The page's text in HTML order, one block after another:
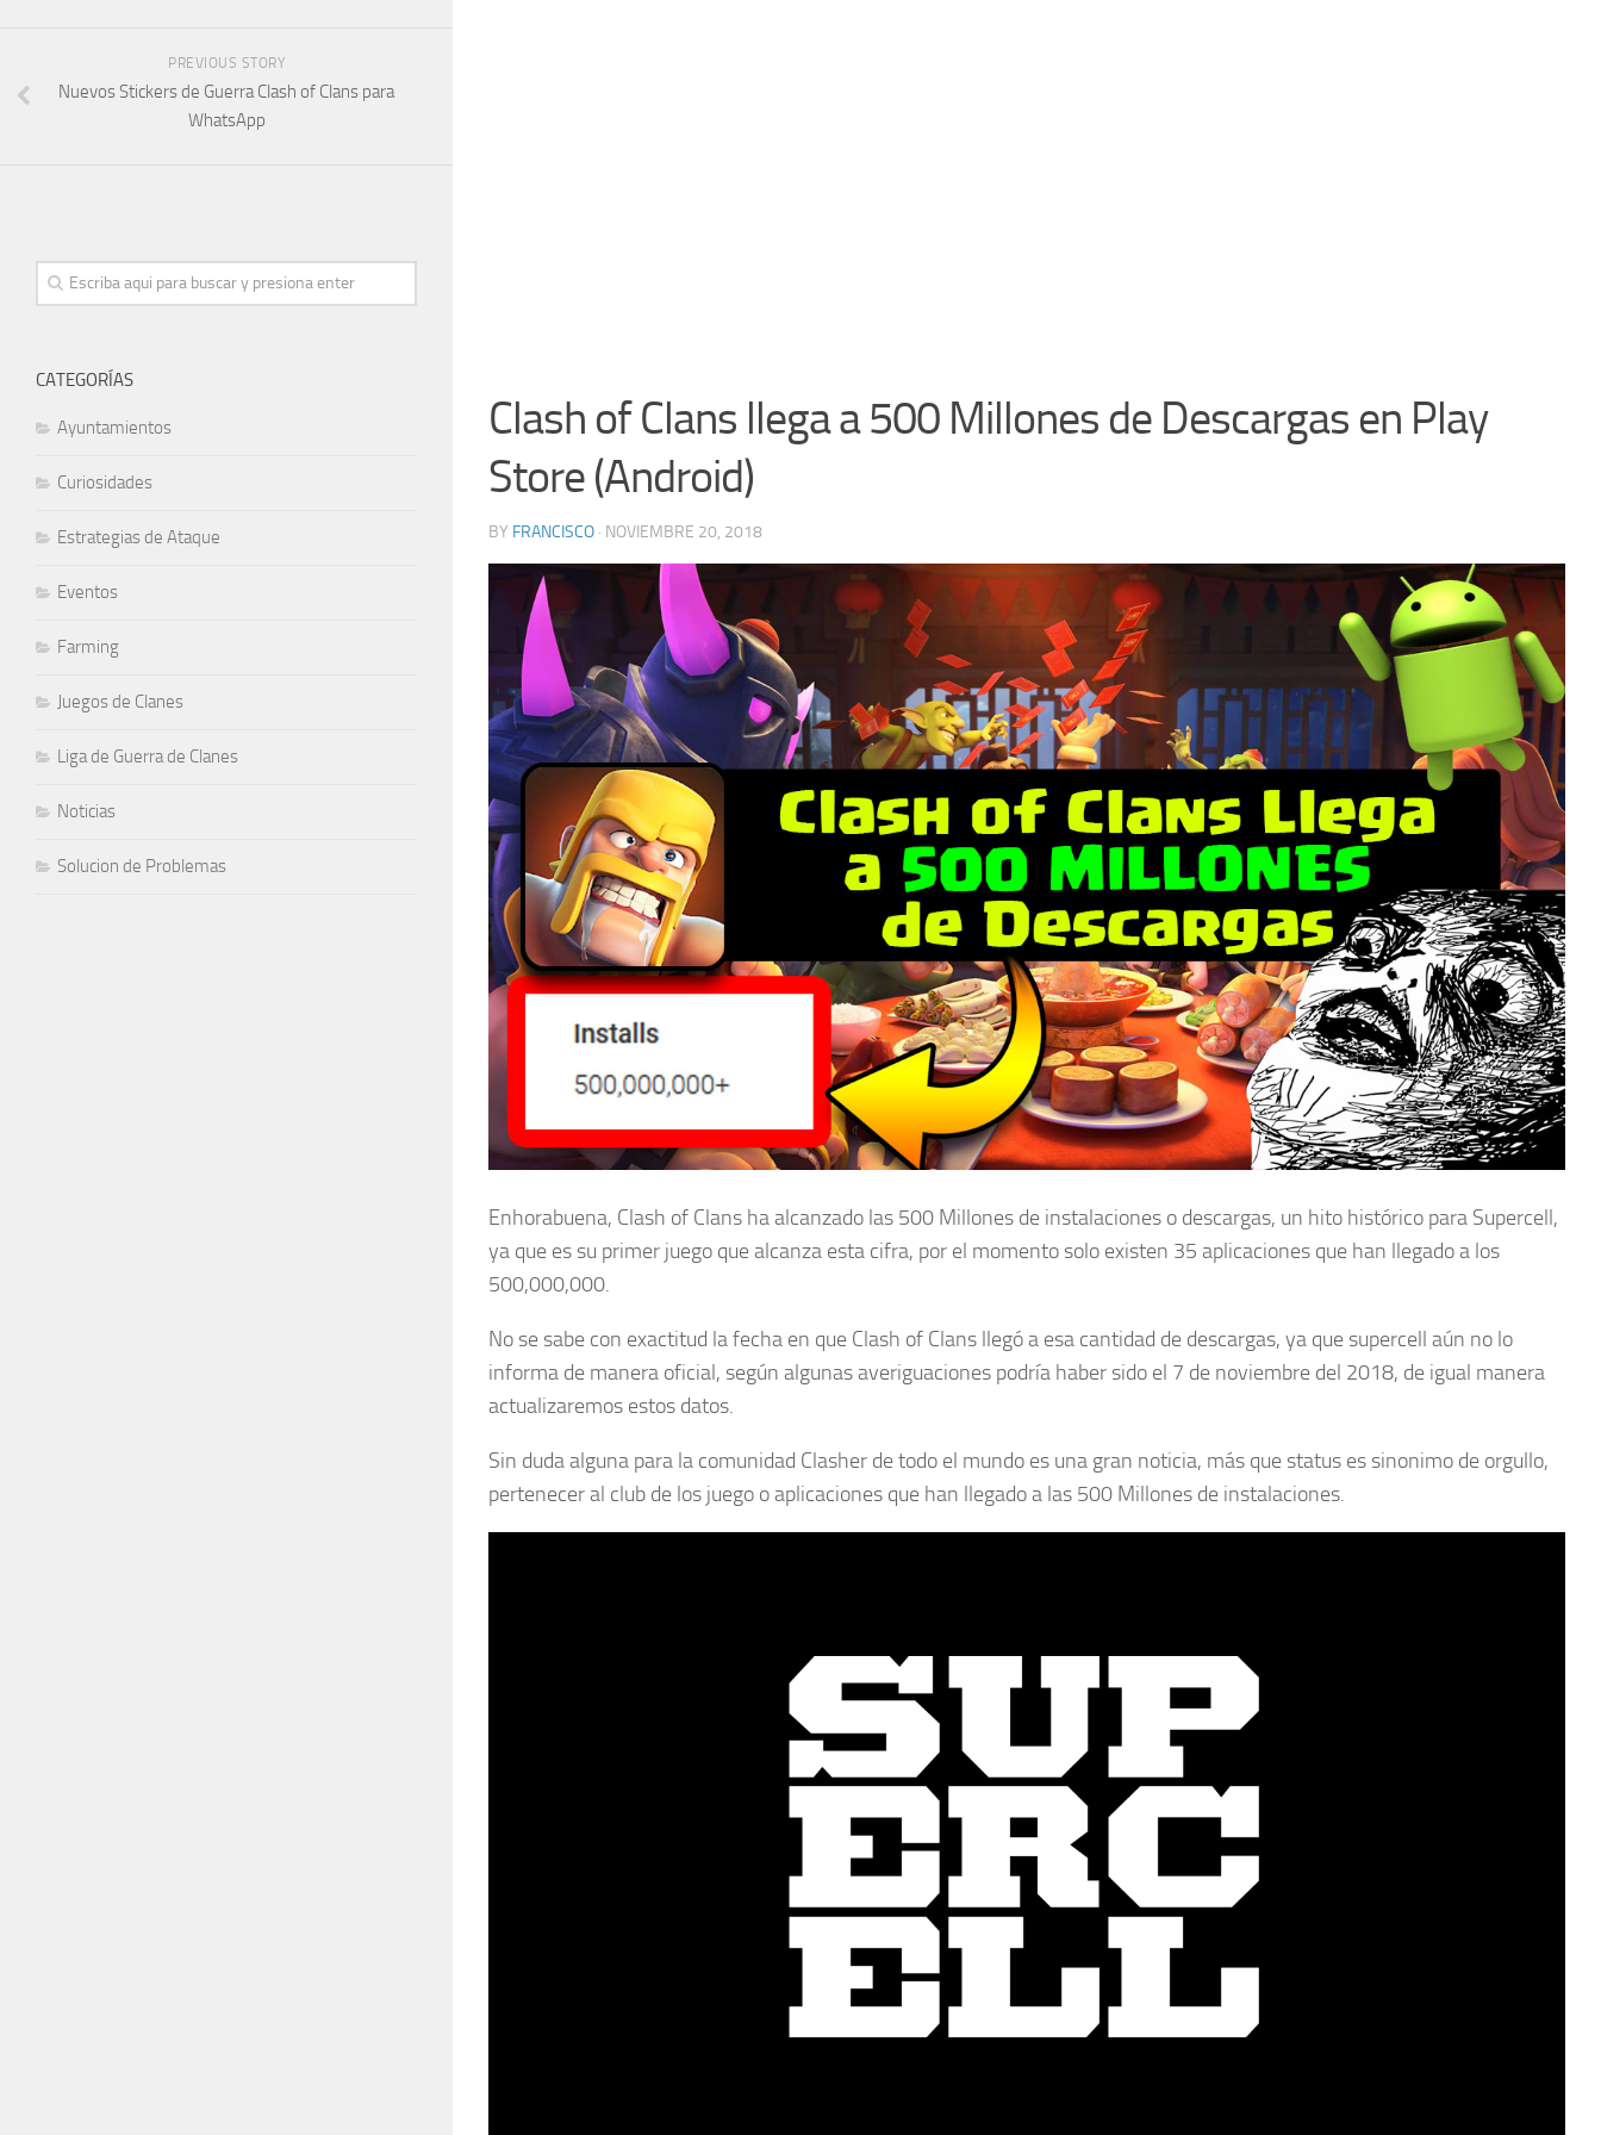
Clash of Clans llega a 500 Millones de Descargas en Play
Store (Android)
BY FRANCISCO · NOVIEMBRE 20, 2018
Enhorabuena, Clash of Clans ha alcanzado las 500 Millones de instalaciones o descargas, un hito histórico para Supercell,
ya que es su primer juego que alcanza esta cifra, por el momento solo existen 35 aplicaciones que han llegado a los
500,000,000.
No se sabe con exactitud la fecha en que Clash of Clans llegó a esa cantidad de descargas, ya que supercell aún no lo
informa de manera oficial, según algunas averiguaciones podría haber sido el 7 de noviembre del 2018, de igual manera
actualizaremos estos datos.
Sin duda alguna para la comunidad Clasher de todo el mundo es una gran noticia, más que status es sinonimo de orgullo,
pertenecer al club de los juego o aplicaciones que han llegado a las 500 Millones de instalaciones.
PREVIOUS STORY
Nuevos Stickers de Guerra Clash of Clans para
WhatsApp
CATEGORÍAS
Ayuntamientos
Curiosidades
Estrategias de Ataque
Eventos
Farming
Juegos de Clanes
Liga de Guerra de Clanes
Noticias
Solucion de Problemas